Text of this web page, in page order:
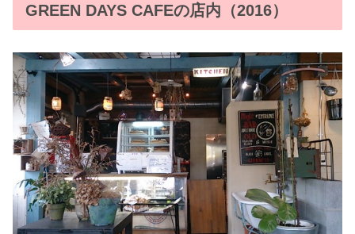
GREEN DAYS CAFEの店内（2016）